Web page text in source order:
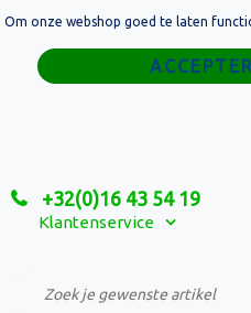
+32(0)16 43 54 19
Klantenservice
Home
Relatiegeschenken
Custom Made Projecten
Om onze webshop goed te laten